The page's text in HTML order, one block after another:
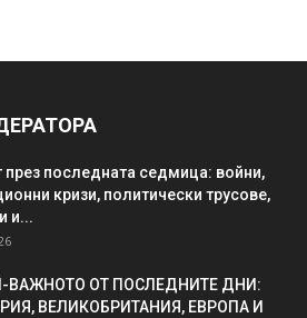
през последната седмица: войни,
кризи, политически трусове,
и...
ВАЖНОТО ОТ ПОСЛЕДНИТЕ ДНИ:
ВЕЛИКОБРИТАНИЯ, ЕВРОПА И